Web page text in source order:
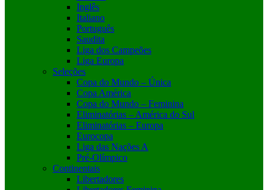
Inglês
Italiano
Português
Saudita
Liga dos Campeões
Liga Europa
Seleções
Copa do Mundo – Única
Copa América
Copa do Mundo – Feminina
Eliminatórias – América do Sul
Eliminatórias – Europa
Eurocopa
Liga das Nações A
Pré-Olímpico
Continentais
Libertadores